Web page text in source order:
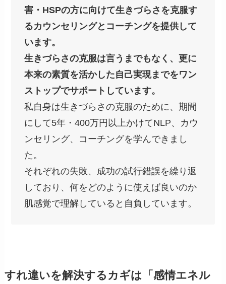
害・HSPの方に向けて生きづらさを克服す
るカウンセリングとコーチングを提供して
います。
生きづらさの克服は言うまでもなく、更に
本来の素質を活かした自己実現までをワン
ストップでサポートしています。
私自身は生きづらさの克服のために、期間
にして5年・400万円以上かけてNLP、カウ
ンセリング、コーチングを学んできまし
た。
それぞれの失敗、成功の試行錯誤を繰り返
しており、何をどのように使えば良いのか
肌感覚で理解していると自負しています。
すれ違いを解決するカギは「感情エネル